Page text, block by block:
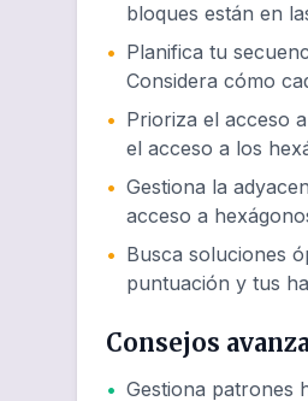
bloques están en
• Planifica tu
Considera cómo
• Prioriza el acceso
el acceso a los
• Gestiona la
acceso a
• Busca soluciones
puntuación y tus
Consejos
• Gestiona patrones